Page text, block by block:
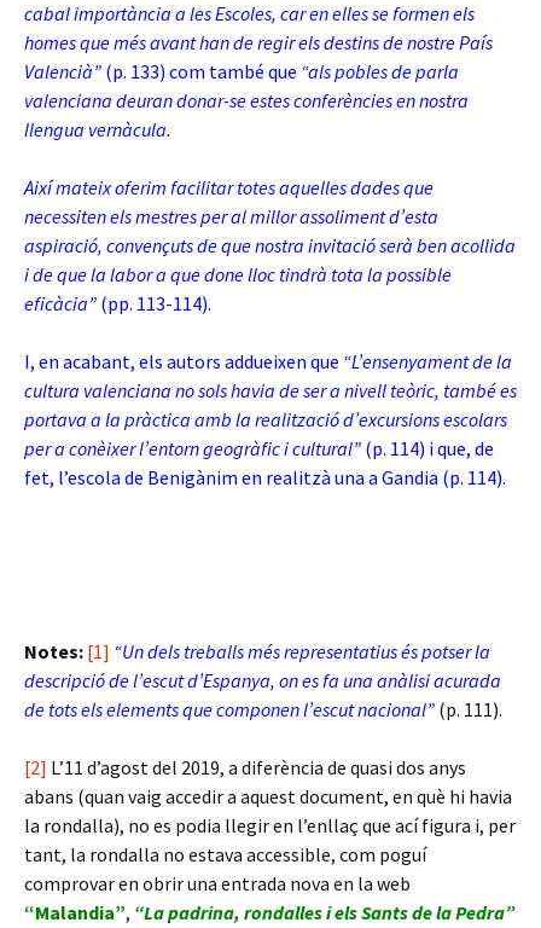
cabal importància a les Escoles, caren elles se formen els
homes que més avant han de regir els destins de nostre País
Valencià” (p. 133) com també que “als pobles de parla
valenciana deuran donar-se estes conferències en nostra
llengua vernàcula.
Així mateix oferim facilitar totes aquelles dades que
necessiten els mestres per al millor assoliment d’esta
aspiració, convençuts de que nostra invitació serà ben acollida
i de que la labor a que done lloc tindrà tota la possible
eficàcia” (pp. 113-114).
I, en acabant, els autors addueixen que “L’ensenyament de la
cultura valenciana no sols havia de ser a nivell teòric, també es
portava a la pràctica amb la realització d’excursions escolars
per a conèixer l’entorn geogràfic i cultural” (p. 114) i que, de
fet, l’escola de Benigànim en realitzà una a Gandia (p. 114).
Notes: [1] “Un dels treballs més representatius és potser la
descripció de l’escut d’Espanya, on es fa una anàlisi acurada
de tots els elements que componen l’escut nacional” (p. 111).
[2] L’11 d’agost del 2019, a diferència de quasi dos anys
abans (quan vaig accedir a aquest document, en què hi havia
la rondalla), no es podia llegir en l’enllaç que ací figura i, per
tant, la rondalla no estava accessible, com poguí
comprovar en obrir una entrada nova en la web
“Malandia”, “La padrina, rondalles i els Sants de la Pedra”